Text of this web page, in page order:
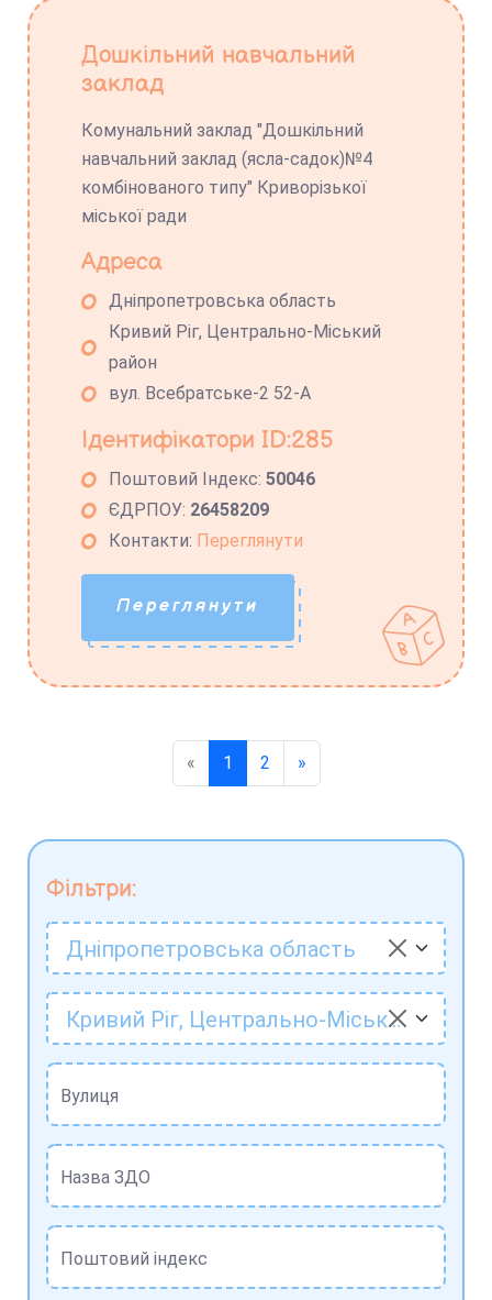
Фільтри:
Дніпропетровська область
Кривий Ріг, Центрально-Міський район
Вулиця
Назва ЗДО
Поштовий індекс
Дошкільний навчальний
заклад
Комунальний заклад "Дошкільний
навчальний заклад (ясла-садок)№4
комбінованого типу" Криворізької
міської ради
Адреса
Дніпропетровська область
Кривий Ріг, Центрально-Міський
район
вул. Всебратське-2 52-А
Ідентифікатори ID:285
Поштовий Індекс:50046
ЄДРПОУ: 26458209
Контакти: Переглянути
Переглянути
« 1 2 »